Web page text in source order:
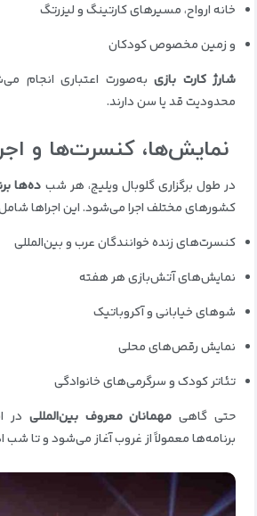
خانه ارواح، مسیرهای کارتینگ و لیزرتگ
و زمین مخصوص کودکان
شارژ کارت بازی به‌صورت اعتباری انجام
محدودیت قد یا سن دارند.
نمایش‌ها، کنسرت‌ها و
در طول برگزاری گلوبال ویلیج، هر شب ده‌ها
کشورهای مختلف اجرا می‌شود. این اجراها
کنسرت‌های زنده خوانندگان عرب و بین‌المللی
نمایش‌های آتش‌بازی هر هفته
شوهای خیابانی و آکروباتیک
نمایش رقص‌های محلی
تئاتر کودک و سرگرمی‌های خانوادگی
حتی گاهی مهمانان معروف بین‌المللی در
برنامه‌ها معمولاً از غروب آغاز می‌شود و تا شب